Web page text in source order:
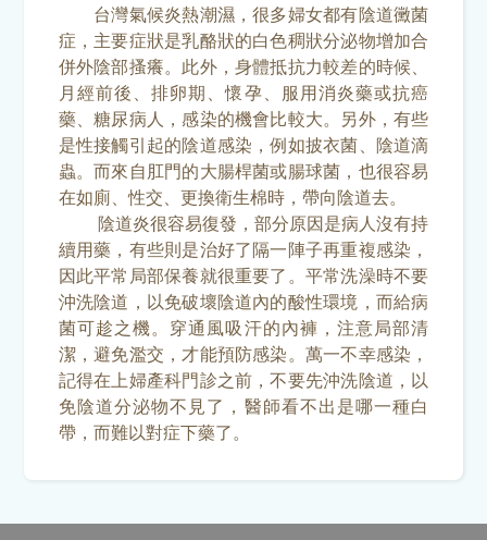
台灣氣候炎熱潮濕，很多婦女都有陰道黴菌
症，主要症狀是乳酪狀的白色稠狀分泌物增加合
併外陰部搔癢。此外，身體抵抗力較差的時候、
月經前後、排卵期、懷孕、服用消炎藥或抗癌
藥、糖尿病人，感染的機會比較大。另外，有些
是性接觸引起的陰道感染，例如披衣菌、陰道滴
蟲。而來自肛門的大腸桿菌或腸球菌，也很容易
在如廁、性交、更換衛生棉時，帶向陰道去。
陰道炎很容易復發，部分原因是病人沒有持
續用藥，有些則是治好了隔一陣子再重複感染，
因此平常局部保養就很重要了。平常洗澡時不要
沖洗陰道，以免破壞陰道內的酸性環境，而給病
菌可趁之機。穿通風吸汗的內褲，注意局部清
潔，避免濫交，才能預防感染。萬一不幸感染，
記得在上婦產科門診之前，不要先沖洗陰道，以
免陰道分泌物不見了，醫師看不出是哪一種白
帶，而難以對症下藥了。